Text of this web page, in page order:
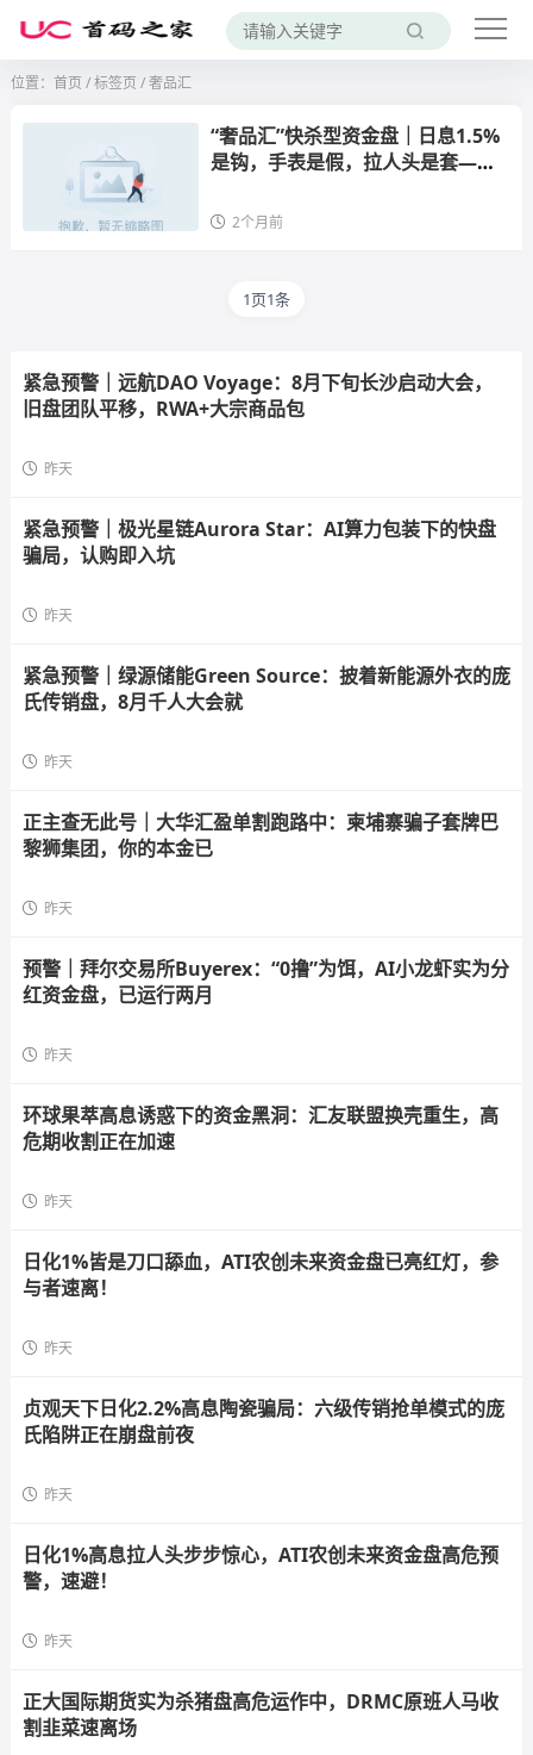
位置： 首页 /标签页 / 奢品汇
“奢品汇”快杀型资金盘｜日息1.5%
是钩，手表是假，拉人头是套——
是陆虎都不重要，重要的是你的钱
2个月前
1页1条
紧急预警｜远航DAO Voyage：8月下旬长沙启动大会，
旧盘团队平移，RWA+大宗商品包
昨天
紧急预警｜极光星链Aurora Star：AI算力包装下的快盘
骗局，认购即入坑
昨天
紧急预警｜绿源储能Green Source：披着新能源外衣的庞
氏传销盘，8月千人大会就
昨天
正主查无此号｜大华汇盈单割跑路中：柬埔寨骗子套牌巴
黎狮集团，你的本金已
昨天
预警｜拜尔交易所Buyerex：“0撸”为饵，AI小龙虾实为分
红资金盘，已运行两月
昨天
环球果萃高息诱惑下的资金黑洞：汇友联盟换壳重生，高
危期收割正在加速
昨天
日化1%皆是刀口舔血，ATI农创未来资金盘已亮红灯，参
与者速离！
昨天
贞观天下日化2.2%高息陶瓷骗局：六级传销抢单模式的庞
氏陷阱正在崩盘前夜
昨天
日化1%高息拉人头步步惊心，ATI农创未来资金盘高危预
警，速避！
昨天
正大国际期货实为杀猪盘高危运作中，DRMC原班人马收
割韭菜速离场